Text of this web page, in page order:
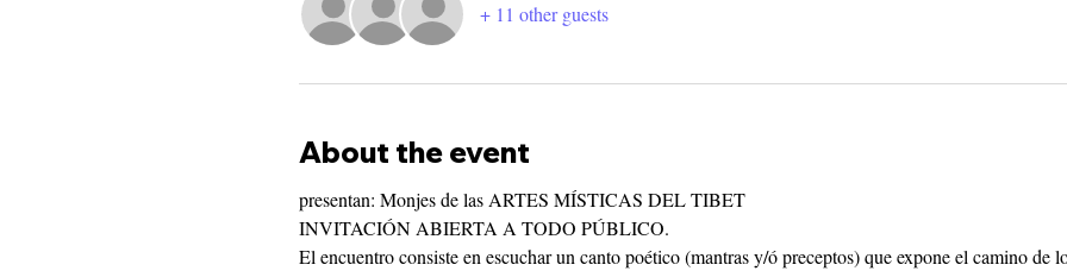
+ 11 other guests
About the event
presentan: Monjes de las ARTES MÍSTICAS DEL TIBET
INVITACIÓN ABIERTA A TODO PÚBLICO.
El encuentro consiste en escuchar un canto poético (mantras y/ó preceptos) que expone el camino de